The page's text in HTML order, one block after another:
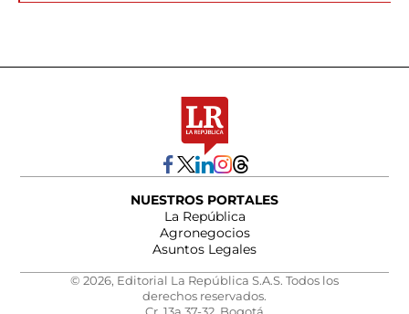
NUESTROS PORTALES
La República
Agronegocios
Asuntos Legales
© 2026, Editorial La República S.A.S. Todos los
derechos reservados.